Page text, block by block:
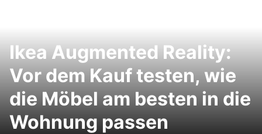
Ikea Augmented Reality:
Vor dem Kauf testen, wie
die Möbel am besten in die
Wohnung passen